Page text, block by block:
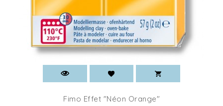
Fimo Effet "Néon Orange"